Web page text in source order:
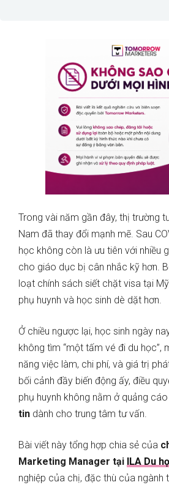
Trong vài năm gần đây, thị trường
Nam đã thay đổi mạnh mẽ. Sau
học không còn là ưu tiên với nhiều
cho giáo dục bị cân nhắc kỹ hơn.
loạt chính sách siết chặt visa tại
phụ huynh và học sinh dè dặt hơn.
Ở chiều ngược lại, học sinh ngày
không tìm “một tấm vé đi du học”,
năng việc làm, chi phí, và giá trị
bối cảnh đầy biến động ấy, điều
phụ huynh không nằm ở quảng
tin dành cho trung tâm tư vấn.
Bài viết này tổng hợp chia sẻ của
Marketing Manager tại ILA Du
nghiệp của chị, đặc thù của ngành